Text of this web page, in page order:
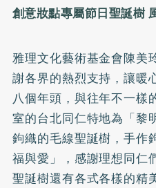
創意妝點專屬節日聖誕樹
雅理文化藝術基金會陳美
謝各界的熱烈支持，讓暖
八個年頭，與往年不一樣
室的台北同仁特地為「黎
鉤織的毛線聖誕樹，手作
福與愛」，感謝理想同仁
聖誕樹還有各式各樣的精